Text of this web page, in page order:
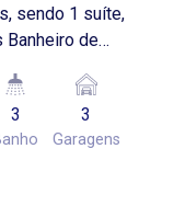
sendo 1 suíte,
Banheiro de
serviço Armários
no quarto
Condomínio
3 3
Garagens